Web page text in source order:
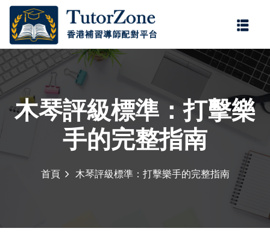
木琴評級標準：打擊樂
手的完整指南
首頁 木琴評級標準：打擊樂手的完整指南
登錄
忘記密碼?